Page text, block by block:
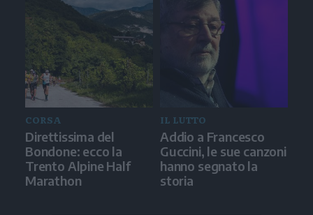
CORSA
Direttissima del
Bondone: ecco la
Trento Alpine Half
Marathon
IL LUTTO
Addio a Francesco
Guccini, le sue canzoni
hanno segnato la
storia